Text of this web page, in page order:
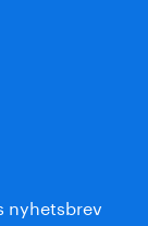
nyhetsbrev